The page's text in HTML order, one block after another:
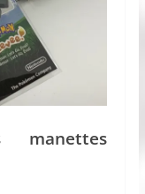
manettes